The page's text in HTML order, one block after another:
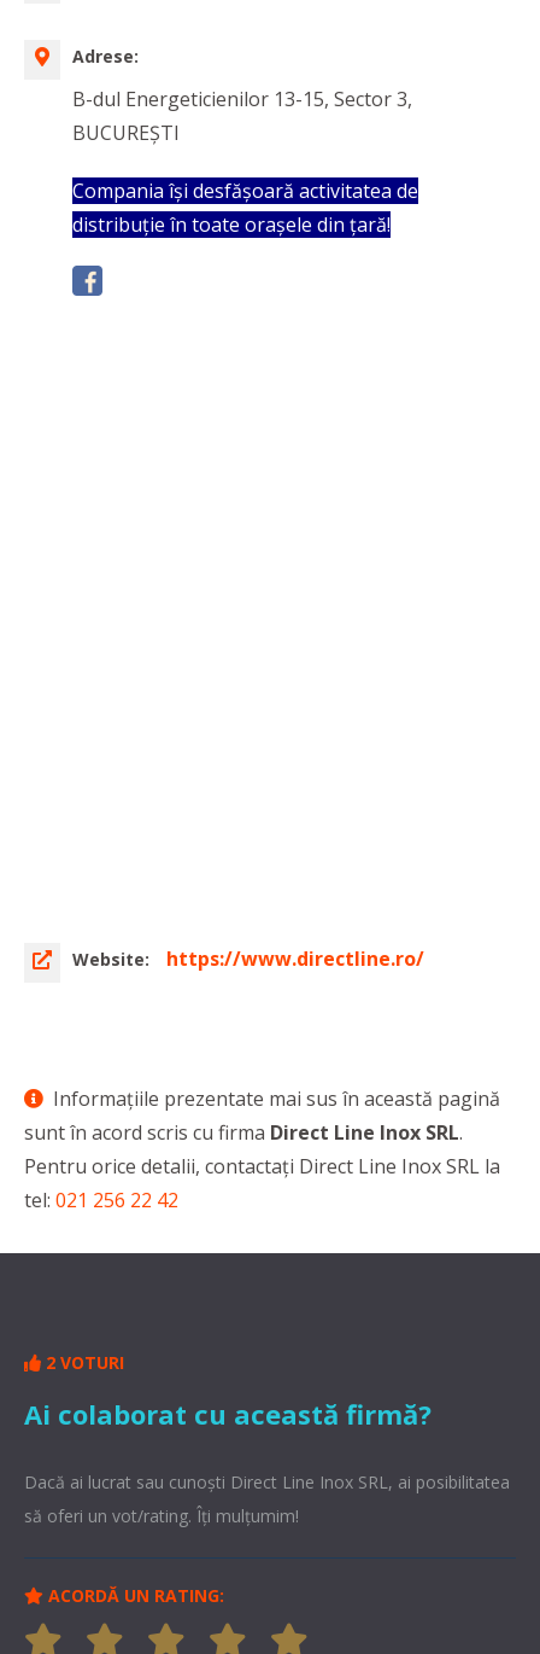
Adrese:
B-dul Energeticienilor 13-15, Sector 3,
BUCUREȘTI
Compania își desfășoară activitatea de
distribuție în toate orașele din țară!
Website: https://www.directline.ro/
Informaţiile prezentate mai sus în această pagină
sunt în acord scris cu firma Direct Line Inox SRL.
Pentru orice detalii, contactaţi Direct Line Inox SRL la
tel: 021 256 22 42
2 VOTURI
Ai colaborat cu această firmă?
Dacă ai lucrat sau cunoşti Direct Line Inox SRL, ai posibilitatea
să oferi un vot/rating. Îți mulțumim!
ACORDĂ UN RATING: